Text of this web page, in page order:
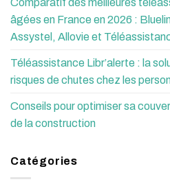
Comparatif des meilleures
âgées en France en 2026 :
Assystel, Allovie et
Téléassistance Libr’alerte : la
risques de chutes chez les
Conseils pour optimiser sa
de la construction
Catégories